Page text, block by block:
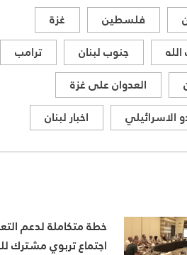
فلسطين
غزة
جنوب لبنان
ترامب
العدوان على غزة
الاسرائيلي
اخبار لبنان
خطة متكاملة لدعم
اجتماع تربوي مشترك